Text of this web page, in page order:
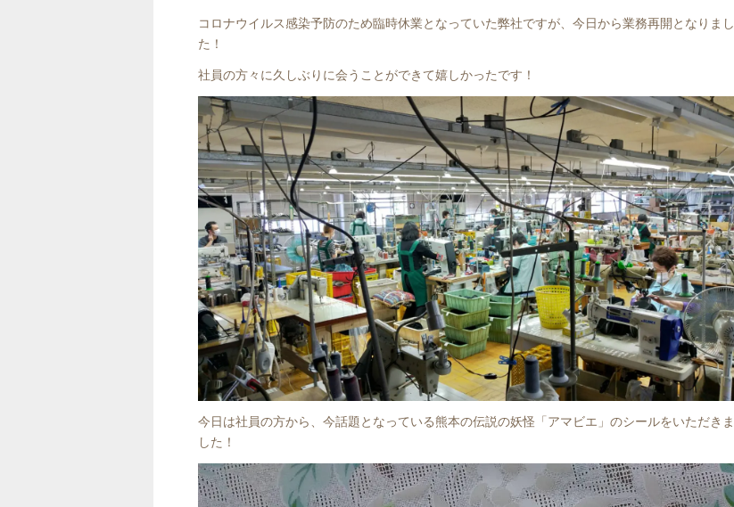
コロナウイルス感染予防のため臨時休業となっていた弊社ですが、今日から業務再開となりまし
た！
社員の方々に久しぶりに会うことができて嬉しかったです！
今日は社員の方から、今話題となっている熊本の伝説の妖怪「アマビエ」のシールをいただきま
した！